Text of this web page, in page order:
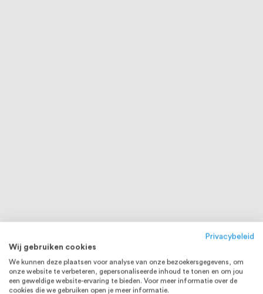
Privacybeleid
Wij gebruiken cookies
We kunnen deze plaatsen voor analyse van onze bezoekersgegevens, om
onze website te verbeteren, gepersonaliseerde inhoud te tonen en om jou
een geweldige website-ervaring te bieden. Voor meer informatie over de
cookies die we gebruiken open je meer informatie.